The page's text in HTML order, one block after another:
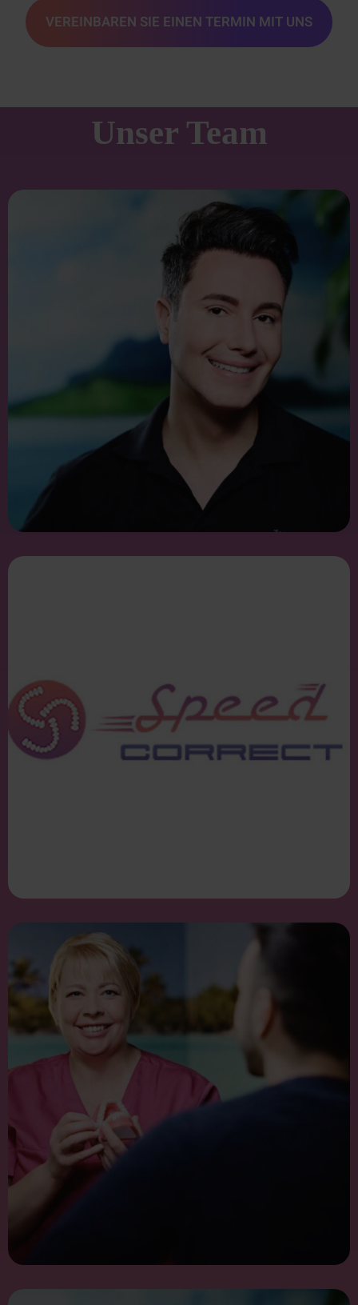
VEREINBAREN SIE EINEN TERMIN MIT UNS
Unser Team